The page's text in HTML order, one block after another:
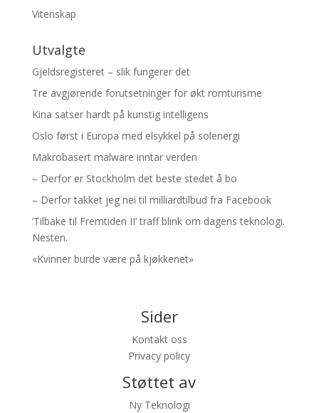
Vitenskap
Utvalgte
Gjeldsregisteret – slik fungerer det
Tre avgjørende forutsetninger for økt romturisme
Kina satser hardt på kunstig intelligens
Oslo først i Europa med elsykkel på solenergi
Makrobasert malware inntar verden
– Derfor er Stockholm det beste stedet å bo
– Derfor takket jeg nei til milliardtilbud fra Facebook
’Tilbake til Fremtiden II’ traff blink om dagens teknologi.
Nesten.
«Kvinner burde være på kjøkkenet»
Sider
Kontakt oss
Privacy policy
Støttet av
Ny Teknologi